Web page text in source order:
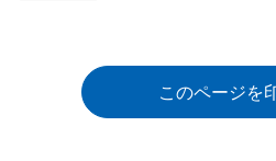
このページを